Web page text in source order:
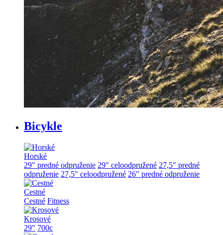
Bicykle
Horské
29" predné odpruženie 29" celoodpružené 27,5" predné
odpruženie 27,5" celoodpružené 26" predné odpruženie
Cestné
Cestné Fitness
Krosové
29" 700c